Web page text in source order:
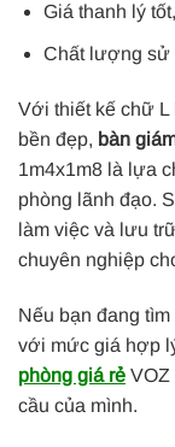
Giá thanh lý
Chất lượng sử
Với thiết kế chữ L
bền đẹp, bàn
1m4x1m8 là lựa
phòng lãnh đạo.
làm việc và lưu
chuyên nghiệp
Nếu bạn đang
với mức giá hợp
phòng giá rẻ VOZ
cầu của mình.